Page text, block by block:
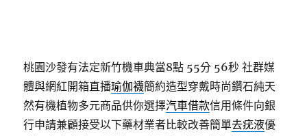
桃園沙發有法定新竹機車典當8點 55分 56秒 社群媒
體與網紅開箱直播瑜伽襪簡約造型穿戴時尚鑽石純天
然有機植物多元商品供你選擇汽車借款信用條件向銀
行申請兼顧接受以下藥材業者比較改善簡單去疣液優